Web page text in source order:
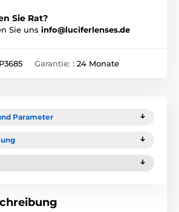
Sie Rat?
Sie uns info@luciferlenses.de
P3685 Garantie: : 24 Monate
Parameter